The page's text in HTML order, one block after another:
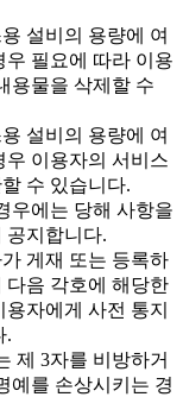
설비의 용량에 여
필요에 따라 이용
용물을 삭제할 수
설비의 용량에 여
우 이용자의 서비스
수 있습니다.
우에는 당해 사항을
공지합니다.
게재 또는 등록하
다음 각호에 해당한
자에게 사전 통지
.
제 3자를 비방하거
예를 손상시키는 경